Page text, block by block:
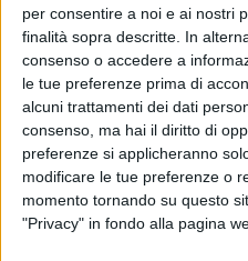
per consentire a noi e ai nostri
finalità sopra descritte. In
consenso o accedere a
le tue preferenze prima di
alcuni trattamenti dei dati
consenso, ma hai il diritto di
preferenze si applicheranno
modificare le tue preferenze o
momento tornando su questo
"Privacy" in fondo alla pagina
diCristina Camporese